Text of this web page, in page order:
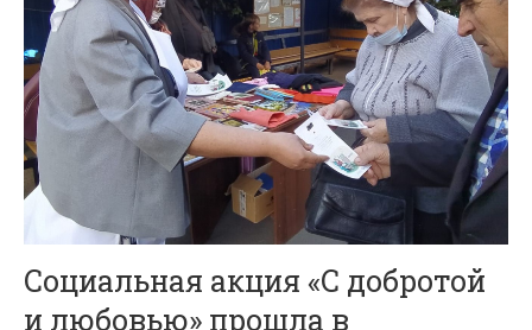
Социальная акция «С добротой
и любовью» прошла в